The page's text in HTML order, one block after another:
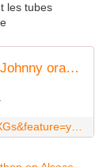
les tubes
Goldwing Unsersbande - hommage à Johnny orangerie Strasbourg